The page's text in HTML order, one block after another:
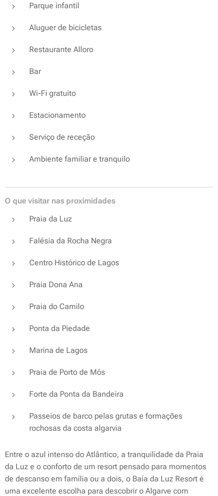
Parque infantil
Aluguer de bicicletas
Restaurante Alloro
Bar
Wi-Fi gratuito
Estacionamento
Serviço de receção
Ambiente familiar e tranquilo
O que visitar nas proximidades
Praia da Luz
Falésia da Rocha Negra
Centro Histórico de Lagos
Praia Dona Ana
Praia do Camilo
Ponta da Piedade
Marina de Lagos
Praia de Porto de Mós
Forte da Ponta da Bandeira
Passeios de barco pelas grutas e formações
rochosas da costa algarvia
Entre o azul intenso do Atlântico, a tranquilidade da Praia
da Luz e o conforto de um resort pensado para momentos
de descanso em família ou a dois, o Baía da Luz Resort é
uma excelente escolha para descobrir o Algarve com